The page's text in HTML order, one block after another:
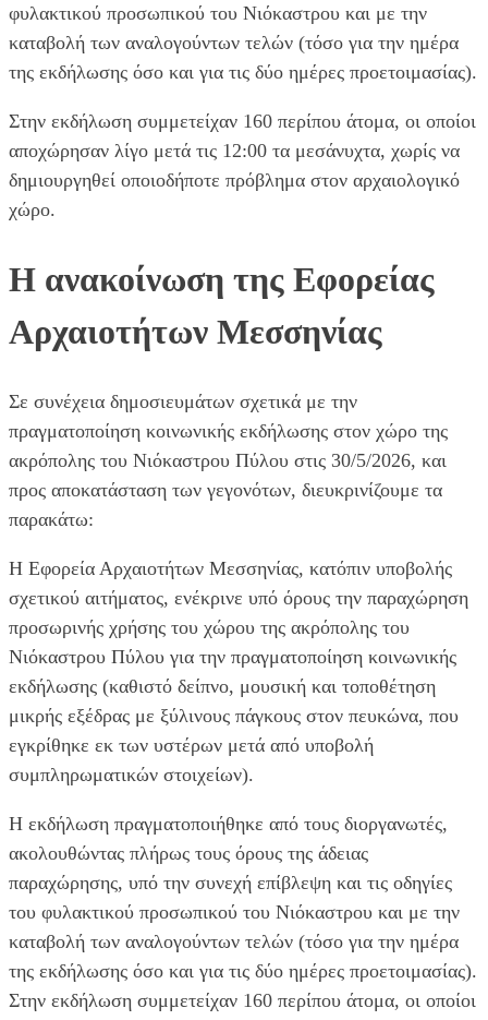
φυλακτικού προσωπικού του Νιόκαστρου και με την
καταβολή των αναλογούντων τελών (τόσο για την ημέρα
της εκδήλωσης όσο και για τις δύο ημέρες προετοιμασίας).
Στην εκδήλωση συμμετείχαν 160 περίπου άτομα, οι οποίοι
αποχώρησαν λίγο μετά τις 12:00 τα μεσάνυχτα, χωρίς να
δημιουργηθεί οποιοδήποτε πρόβλημα στον αρχαιολογικό
χώρο.
Η ανακοίνωση της Εφορείας
Αρχαιοτήτων Μεσσηνίας
Σε συνέχεια δημοσιευμάτων σχετικά με την
πραγματοποίηση κοινωνικής εκδήλωσης στον χώρο της
ακρόπολης του Νιόκαστρου Πύλου στις 30/5/2026, και
προς αποκατάσταση των γεγονότων, διευκρινίζουμε τα
παρακάτω:
Η Εφορεία Αρχαιοτήτων Μεσσηνίας, κατόπιν υποβολής
σχετικού αιτήματος, ενέκρινε υπό όρους την παραχώρηση
προσωρινής χρήσης του χώρου της ακρόπολης του
Νιόκαστρου Πύλου για την πραγματοποίηση κοινωνικής
εκδήλωσης (καθιστό δείπνο, μουσική και τοποθέτηση
μικρής εξέδρας με ξύλινους πάγκους στον πευκώνα, που
εγκρίθηκε εκ των υστέρων μετά από υποβολή
συμπληρωματικών στοιχείων).
Η εκδήλωση πραγματοποιήθηκε από τους διοργανωτές,
ακολουθώντας πλήρως τους όρους της άδειας
παραχώρησης, υπό την συνεχή επίβλεψη και τις οδηγίες
του φυλακτικού προσωπικού του Νιόκαστρου και με την
καταβολή των αναλογούντων τελών (τόσο για την ημέρα
της εκδήλωσης όσο και για τις δύο ημέρες προετοιμασίας).
Στην εκδήλωση συμμετείχαν 160 περίπου άτομα, οι οποίοι